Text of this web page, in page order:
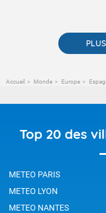
Accueil Monde Europe
Top 20 des
METEO PARIS
METEO LYON
METEO NANTES